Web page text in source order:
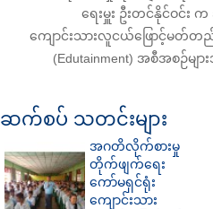
ရေးမှူး ဦးတင်နိုင်ဝင်
ကျောင်းသားလူငယ်ဖြောင့်မတ်တ
(Edutainment) အစီအစဉ်မျာ
ဆက်စပ် သတင်းများ
အဂတိလိုက်စားမှု
တိုက်ဖျက်ရေး
ကော်မရှင်ရုံး
ကျောင်းသား